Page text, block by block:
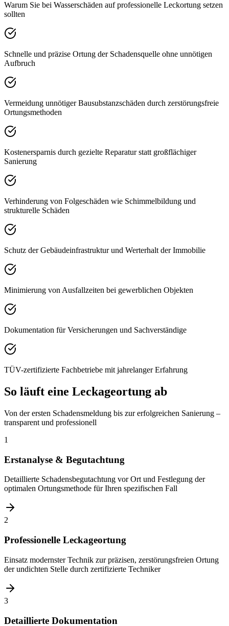
Warum Sie bei Wasserschäden auf professionelle Leckortung setzen
sollten
Schnelle und präzise Ortung der Schadensquelle ohne unnötigen
Aufbruch
Vermeidung unnötiger Bausubstanzschäden durch zerstörungsfreie
Ortungsmethoden
Kostenersparnis durch gezielte Reparatur statt großflächiger
Sanierung
Verhinderung von Folgeschäden wie Schimmelbildung und
strukturelle Schäden
Schutz der Gebäudeinfrastruktur und Werterhalt der Immobilie
Minimierung von Ausfallzeiten bei gewerblichen Objekten
Dokumentation für Versicherungen und Sachverständige
TÜV-zertifizierte Fachbetriebe mit jahrelanger Erfahrung
So läuft eine Leckageortung ab
Von der ersten Schadensmeldung bis zur erfolgreichen Sanierung –
transparent und professionell
1
Erstanalyse & Begutachtung
Detaillierte Schadensbegutachtung vor Ort und Festlegung der
optimalen Ortungsmethode für Ihren spezifischen Fall
2
Professionelle Leckageortung
Einsatz modernster Technik zur präzisen, zerstörungsfreien Ortung
der undichten Stelle durch zertifizierte Techniker
3
Detaillierte Dokumentation